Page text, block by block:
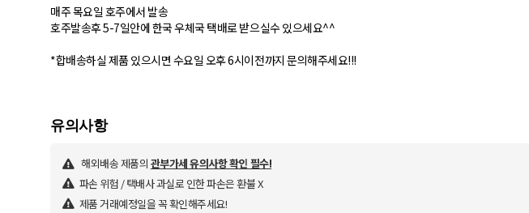
매주 목요일 호주에서 발송
호주발송후 5-7일안에 한국 우체국 택배로 받으실수 있으세요^^
*합배송하실 제품 있으시면 수요일 오후 6시이전까지 문의해주세요!!!
유의사항
해외배송 제품의 관부가세 유의사항 확인 필수!
파손 위험 / 택배사 과실로 인한 파손은 환불 X
제품 거래예정일을 꼭 확인해주세요!